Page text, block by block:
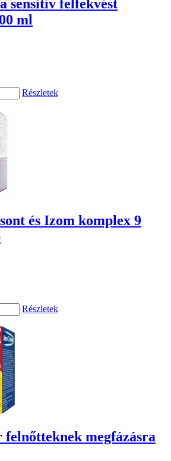
sensitív felfekvést
ml
Részletek
és Izom komplex 9
Részletek
megfázásra